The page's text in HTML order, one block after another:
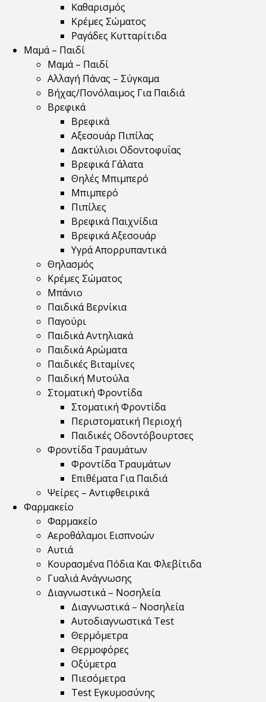
Καθαρισμός
Κρέμες Σώματος
Ραγάδες Κυτταρίτιδα
Μαμά – Παιδί
Μαμά – Παιδί
Αλλαγή Πάνας – Σύγκαμα
Βήχας/Πονόλαιμος Για Παιδιά
Βρεφικά
Βρεφικά
Αξεσουάρ Πιπίλας
Δακτύλιοι Οδοντοφυΐας
Βρεφικά Γάλατα
Θηλές Μπιμπερό
Μπιμπερό
Πιπίλες
Βρεφικά Παιχνίδια
Βρεφικά Αξεσουάρ
Υγρά Απορρυπαντικά
Θηλασμός
Κρέμες Σώματος
Μπάνιο
Παιδικά Βερνίκια
Παγούρι
Παιδικά Αντηλιακά
Παιδικά Αρώματα
Παιδικές Βιταμίνες
Παιδική Μυτούλα
Στοματική Φροντίδα
Στοματική Φροντίδα
Περιστοματική Περιοχή
Παιδικές Οδοντόβουρτσες
Φροντίδα Τραυμάτων
Φροντίδα Τραυμάτων
Επιθέματα Για Παιδιά
Ψείρες – Αντιφθειρικά
Φαρμακείο
Φαρμακείο
Αεροθάλαμοι Εισπνοών
Αυτιά
Κουρασμένα Πόδια Και Φλεβίτιδα
Γυαλιά Ανάγνωσης
Διαγνωστικά – Νοσηλεία
Διαγνωστικά – Νοσηλεία
Αυτοδιαγνωστικά Test
Θερμόμετρα
Θερμοφόρες
Οξύμετρα
Πιεσόμετρα
Test Εγκυμοσύνης